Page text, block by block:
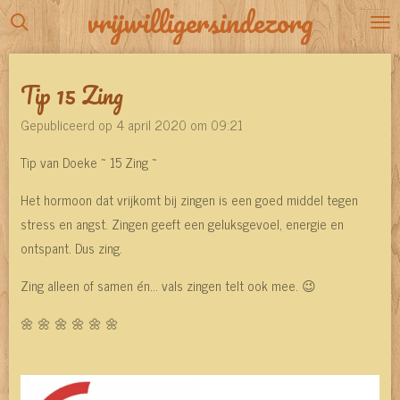
Ga
direct
de
hoofdinhoud
vrijwilligersindezorg
Tip 15 Zing
Gepubliceerd op 4 april 2020 om 09:21
Tip van Doeke ~ 15 Zing ~
Het hormoon dat vrijkomt bij zingen is een goed middel tegen
stress en angst. Zingen geeft een geluksgevoel, energie en
ontspant. Dus zing.
Zing alleen of samen én... vals zingen telt ook mee. 😉
🌼 🌼 🌼 🌼 🌼 🌼